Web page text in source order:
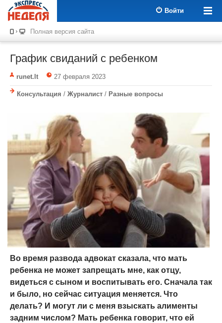
Войти
Полная версия сайта
График свиданий с ребенком
runet.lt 27 февраля 2023
Консультация / Журналист / Разные вопросы
Во время развода адвокат сказала, что мать
ребенка не может запрещать мне, как отцу,
видеться с сыном и воспитывать его. Сначала так
и было, но сейчас ситуация меняется. Что
делать? И могут ли с меня взыскать алименты
задним числом? Мать ребенка говорит, что ей